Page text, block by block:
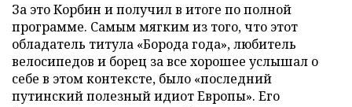
За это Корбин и получил в итоге по полной
программе. Самым мягким из того, что этот
обладатель титула «Борода года», любитель
велосипедов и борец за все хорошее услышал о
себе в этом контексте, было «последний
путинский полезный идиот Европы». Его